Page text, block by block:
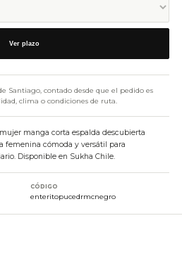
Ver plazo
Santiago, contado desde que el pedido es
clima o condiciones de ruta.
manga corta espalda descubierta
femenina cómoda y versátil para
Disponible en Sukha Chile.
CÓDIGO
enteritopucedrmcnegro